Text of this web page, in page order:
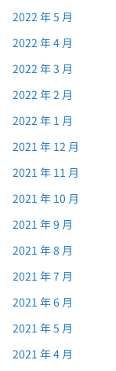
2022 年 5 月
2022 年 4 月
2022 年 3 月
2022 年 2 月
2022 年 1 月
2021 年 12 月
2021 年 11 月
2021 年 10 月
2021 年 9 月
2021 年 8 月
2021 年 7 月
2021 年 6 月
2021 年 5 月
2021 年 4 月